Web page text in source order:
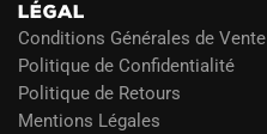
LÉGAL
Conditions Générales de Vente
Politique de Confidentialité
Politique de Retours
Mentions Légales